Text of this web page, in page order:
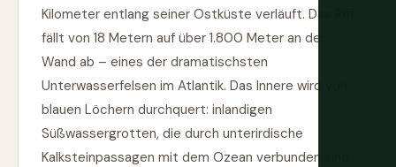
Kilometer entlang seiner Ostküste verläuft. Das Riff
fällt von 18 Metern auf über 1.800 Meter an der
Wand ab – eines der dramatischsten
Unterwasserfelsen im Atlantik. Das Innere wird von
blauen Löchern durchquert: inlandigen
Süßwassergrotten, die durch unterirdische
Kalksteinpassagen mit dem Ozean verbunden sind,